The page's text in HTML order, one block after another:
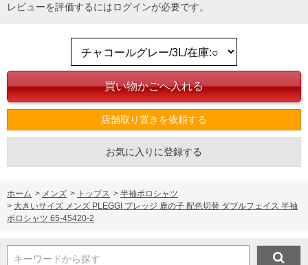
レビューを評価するにはログインが必要です。
店舗取り置きを依頼する
お気に入りに登録する
ホーム > メンズ > トップス > 半袖ポロシャツ
> 大きいサイズ メンズ PLEGGI プレッジ 鹿の子 配色切替 ダブルフェイス 半袖
ポロシャツ 65-45420-2
キーワードから探す